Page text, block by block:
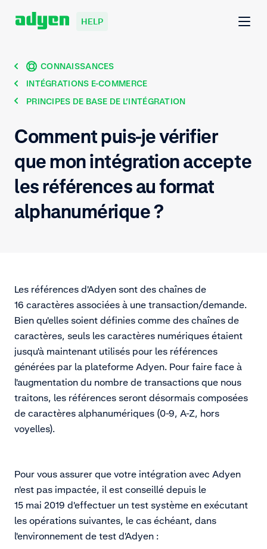
HELP
CONNAISSANCES
INTÉGRATIONS E-COMMERCE
PRINCIPES DE BASE DE L’INTÉGRATION
Comment puis-je vérifier
que mon intégration accepte
les références au format
alphanumérique ?
Les références d'Adyen sont des chaînes de
16 caractères associées à une transaction/demande.
Bien qu'elles soient définies comme des chaînes de
caractères, seuls les caractères numériques étaient
jusqu'à maintenant utilisés pour les références
générées par la plateforme Adyen. Pour faire face à
l'augmentation du nombre de transactions que nous
traitons, les références seront désormais composées
de caractères alphanumériques (0-9, A-Z, hors
voyelles).
Pour vous assurer que votre intégration avec Adyen
n'est pas impactée, il est conseillé depuis le
15 mai 2019 d'effectuer un test système en exécutant
les opérations suivantes, le cas échéant, dans
l'environnement de test d'Adyen :